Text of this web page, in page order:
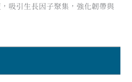
吸引生長因子聚集，強化韌帶與